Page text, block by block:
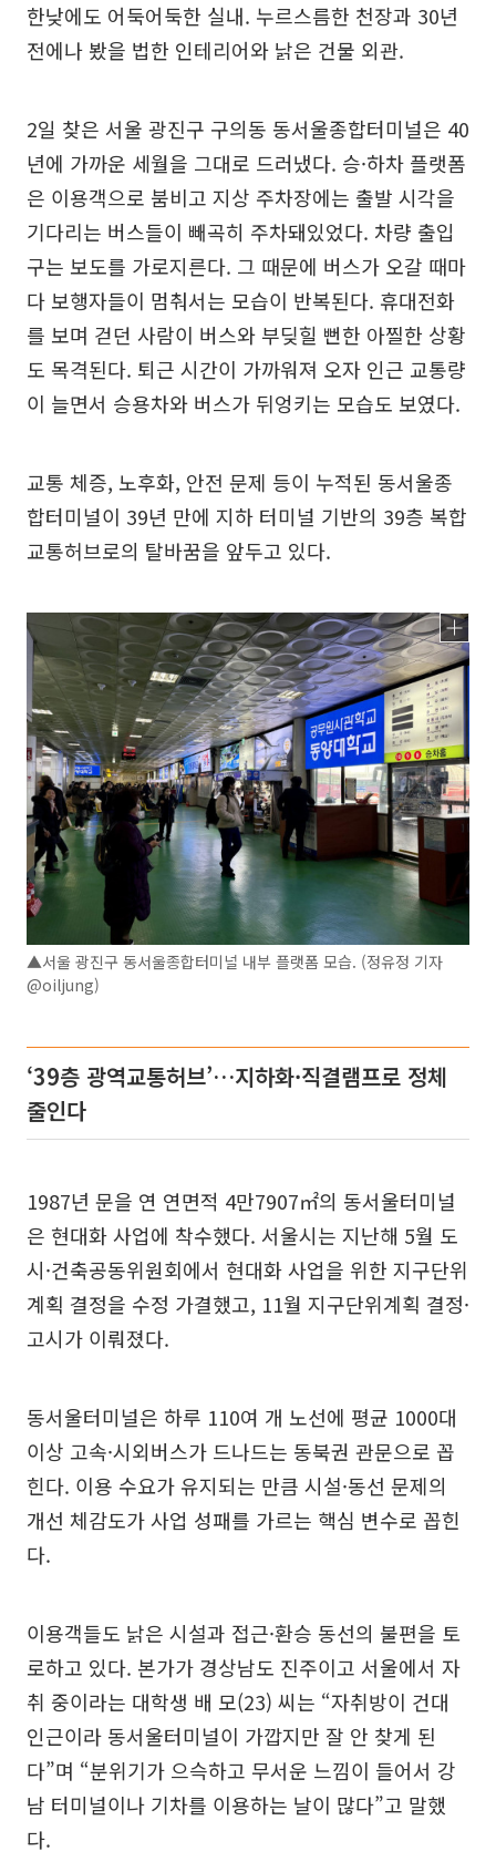
한낮에도 어둑어둑한 실내. 누르스름한 천장과 30년
전에나 봤을 법한 인테리어와 낡은 건물 외관.
2일 찾은 서울 광진구 구의동 동서울종합터미널은 40
년에 가까운 세월을 그대로 드러냈다. 승·하차 플랫폼
은 이용객으로 붐비고 지상 주차장에는 출발 시각을
기다리는 버스들이 빼곡히 주차돼있었다. 차량 출입
구는 보도를 가로지른다. 그 때문에 버스가 오갈 때마
다 보행자들이 멈춰서는 모습이 반복된다. 휴대전화
를 보며 걷던 사람이 버스와 부딪힐 뻔한 아찔한 상황
도 목격된다. 퇴근 시간이 가까워져 오자 인근 교통량
이 늘면서 승용차와 버스가 뒤엉키는 모습도 보였다.
교통 체증, 노후화, 안전 문제 등이 누적된 동서울종
합터미널이 39년 만에 지하 터미널 기반의 39층 복합
교통허브로의 탈바꿈을 앞두고 있다.
▲서울 광진구 동서울종합터미널 내부 플랫폼 모습. (정유정 기자
@oiljung)
‘39층 광역교통허브’…지하화·직결램프로 정체
줄인다
1987년 문을 연 연면적 4만7907㎡의 동서울터미널
은 현대화 사업에 착수했다. 서울시는 지난해 5월 도
시·건축공동위원회에서 현대화 사업을 위한 지구단위
계획 결정을 수정 가결했고, 11월 지구단위계획 결정·
고시가 이뤄졌다.
동서울터미널은 하루 110여 개 노선에 평균 1000대
이상 고속·시외버스가 드나드는 동북권 관문으로 꼽
힌다. 이용 수요가 유지되는 만큼 시설·동선 문제의
개선 체감도가 사업 성패를 가르는 핵심 변수로 꼽힌
다.
이용객들도 낡은 시설과 접근·환승 동선의 불편을 토
로하고 있다. 본가가 경상남도 진주이고 서울에서 자
취 중이라는 대학생 배 모(23) 씨는 “자취방이 건대
인근이라 동서울터미널이 가깝지만 잘 안 찾게 된
다”며 “분위기가 으슥하고 무서운 느낌이 들어서 강
남 터미널이나 기차를 이용하는 날이 많다”고 말했
다.